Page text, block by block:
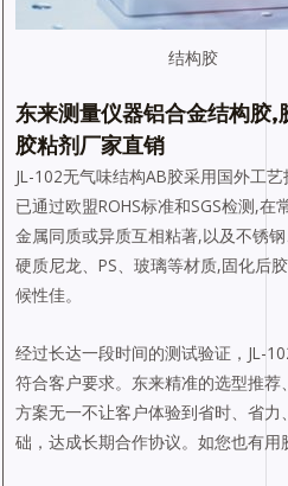
结构胶
东来测量仪器铝合金结构胶,
胶粘剂厂家直销
JL-102无气味结构AB胶采用国外工
已通过欧盟ROHS标准和SGS检测,
金属同质或异质互相粘著,以及不锈钢
硬质尼龙、PS、玻璃等材质,固化后
候性佳。
经过长达一段时间的测试验证，JL-
符合客户要求。东来精准的选型推
方案无一不让客户体验到省时、省
础，达成长期合作协议。如您也有用